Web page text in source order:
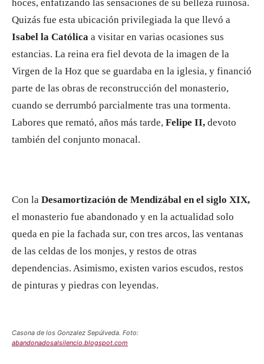
hoces, enfatizando las sensaciones de su belleza ruinosa.
Quizás fue esta ubicación privilegiada la que llevó a
Isabel la Católica a visitar en varias ocasiones sus
estancias. La reina era fiel devota de la imagen de la
Virgen de la Hoz que se guardaba en la iglesia, y financió
parte de las obras de reconstrucción del monasterio,
cuando se derrumbó parcialmente tras una tormenta.
Labores que remató, años más tarde, Felipe II, devoto
también del conjunto monacal.
Con la Desamortización de Mendizábal en el siglo XIX,
el monasterio fue abandonado y en la actualidad solo
queda en pie la fachada sur, con tres arcos, las ventanas
de las celdas de los monjes, y restos de otras
dependencias. Asimismo, existen varios escudos, restos
de pinturas y piedras con leyendas.
Casona de los Gonzalez Sepúlveda. Foto:
abandonadosalsilencio.blogspot.com